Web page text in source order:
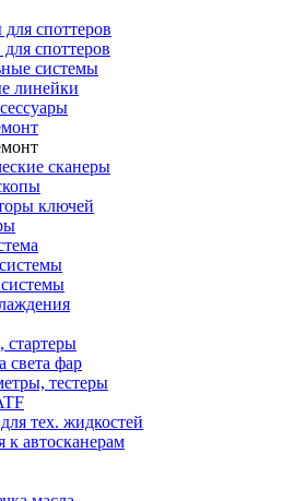
споттеров
споттеров
системы
линейки
сканеры
ключей
стартеры
света фар
тестеры
тех. жидкостей
к автосканерам